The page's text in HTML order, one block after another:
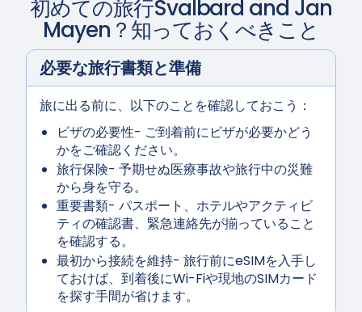
初めての旅行Svalbard and Jan
Mayen ？知っておくべきこと
必要な旅行書類と準備
旅に出る前に、以下のことを確認しておこう：
ビザの必要性- ご到着前にビザが必要かどう
かをご確認ください。
旅行保険- 予期せぬ医療事故や旅行中の災難
から身を守る。
重要書類- パスポート、ホテルやアクティビ
ティの確認書、緊急連絡先が揃っていること
を確認する。
最初から接続を維持- 旅行前にeSIMを入手し
ておけば、到着後にWi-Fiや現地のSIMカード
を探す手間が省けます。